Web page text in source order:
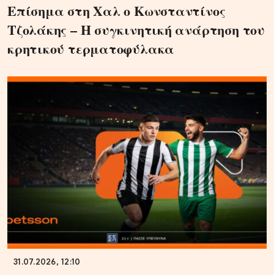
Επίσημα στη Χαλ ο Κωνσταντίνος
Τζολάκης – Η συγκινητική ανάρτηση του
κρητικού τερματοφύλακα
31.07.2026, 12:10